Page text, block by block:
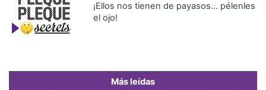
¡Ellos nos tienen de payasos… pélenles
el ojo!
Más leídas